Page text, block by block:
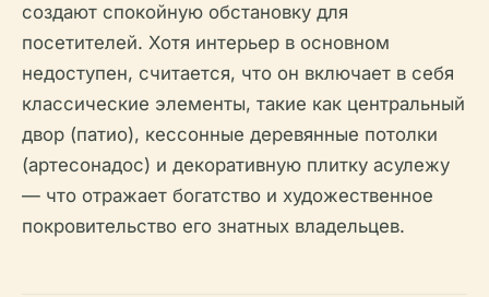
создают спокойную обстановку для
посетителей. Хотя интерьер в основном
недоступен, считается, что он включает в себя
классические элементы, такие как центральный
двор (патио), кессонные деревянные потолки
(артесонадос) и декоративную плитку асулежу
— что отражает богатство и художественное
покровительство его знатных владельцев.